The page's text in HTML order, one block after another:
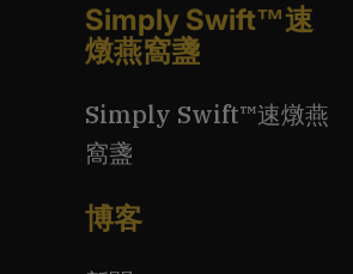
Simply Swift™速
燉燕窩盞
Simply Swift™速燉燕
窩盞
博客